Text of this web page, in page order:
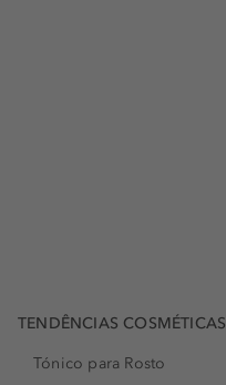
TENDÊNCIAS COSMÉTICAS
Tónico para Rosto